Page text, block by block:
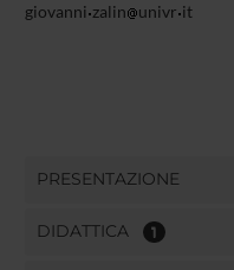
giovanni zalin univr it
PRESENTAZIONE
DIDATTICA 1